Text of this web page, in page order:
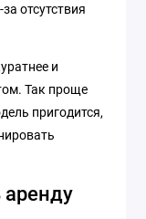
отсутствия
и
Так проще
пригодится,